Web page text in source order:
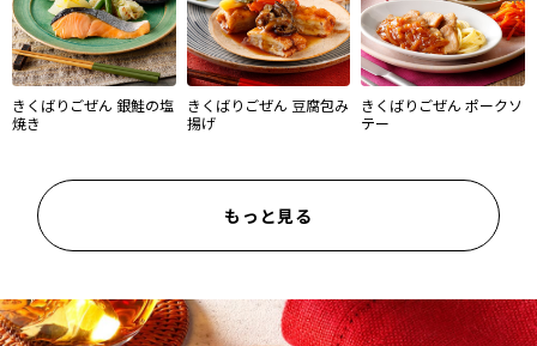
きくばりごぜん 銀鮭の塩
焼き
きくばりごぜん 豆腐包み
揚げ
きくばりごぜん ポークソ
テー
もっと見る